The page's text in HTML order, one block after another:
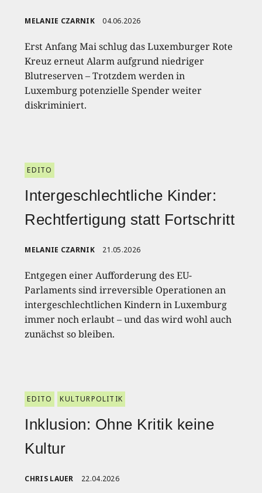
MELANIE CZARNIK 04.06.2026
Erst Anfang Mai schlug das Luxemburger Rote
Kreuz erneut Alarm aufgrund niedriger
Blutreserven – Trotzdem werden in
Luxemburg potenzielle Spender weiter
diskriminiert.
EDITO
Intergeschlechtliche Kinder:
Rechtfertigung statt Fortschritt
MELANIE CZARNIK 21.05.2026
Entgegen einer Aufforderung des EU-
Parlaments sind irreversible Operationen an
intergeschlechtlichen Kindern in Luxemburg
immer noch erlaubt – und das wird wohl auch
zunächst so bleiben.
EDITO KULTURPOLITIK
Inklusion: Ohne Kritik keine
Kultur
CHRIS LAUER 22.04.2026